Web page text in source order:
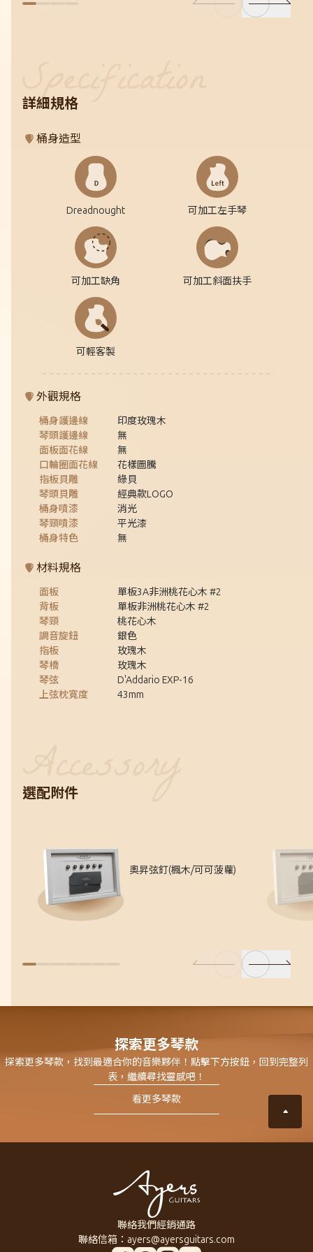
詳細規格
桶身造型
Dreadnought 可加工左手琴
可加工缺角 可加工斜面扶手
可輕客製
外觀規格
桶身護邊線
印度玫瑰木
琴頭護邊線
無
面板面花線
無
口輪圈面花線
花樣圖騰
指板貝雕
綠貝
琴頭貝雕
經典款LOGO
桶身噴漆
消光
琴頸噴漆
平光漆
桶身特色
無
材料規格
面板
單板3A非洲桃花心木 #2
背板
單板非洲桃花心木 #2
琴頸
桃花心木
調音旋鈕
銀色
指板
玫瑰木
琴橋
玫瑰木
琴弦
D'Addario EXP-16
上弦枕寬度
43mm
選配附件
奧昇弦釘(楓木/可可菠蘿)
探索更多琴款
探索更多琴款，找到最適合你的音樂夥伴！點擊下方按鈕，回到完整列
表，繼續尋找靈感吧！
看更多琴款
聯絡我們經銷通路
聯絡信箱： ayers@ayersguitars.com